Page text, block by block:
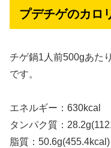
プデチゲのカロ
チゲ鍋1人前500gあた
です。
エネルギー：630kcal
タンパク質：
脂質：50.6g(455.4kcal)